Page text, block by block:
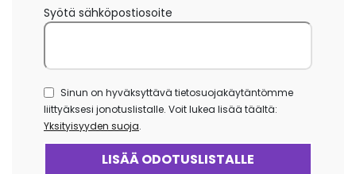
Syötä sähköpostiosoite
Sinun on hyväksyttävä tietosuojakäytäntömme
liittyäksesi jonotuslistalle. Voit lukea lisää täältä:
Yksityisyyden suoja.